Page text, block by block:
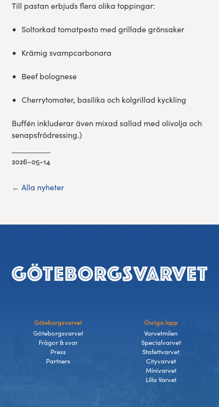
Till pastan erbjuds flera olika toppingar:
Soltorkad tomatpesto med grillade grönsaker
Krämig svampcarbonara
Beef bolognese
Cherrytomater, basilika och kolgrillad kyckling
Buffén inkluderar även mixad sallad med olivolja och
senapsfrödressing.)
2026-05-14
← Alla nyheter
Sidfot
Göteborgsvarvet
Göteborgsvarvet
Frågor & svar
Press
Partners
Övriga lopp
Varvetmilen
Specialvarvet
Stafettvarvet
Cityvarvet
Minivarvet
Lilla Varvet